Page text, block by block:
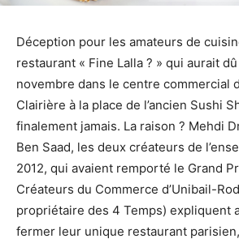
Déception pour les amateurs de
restaurant « Fine Lalla ? » qui aurait
novembre dans le centre commercial
Clairière à la place de l’ancien Sushi
finalement jamais. La raison ? Mehdi
Ben Saad, les deux créateurs de
2012, qui avaient remporté le Grand
Créateurs du Commerce d’Unibail-
propriétaire des 4 Temps) expliquent
fermer leur unique restaurant